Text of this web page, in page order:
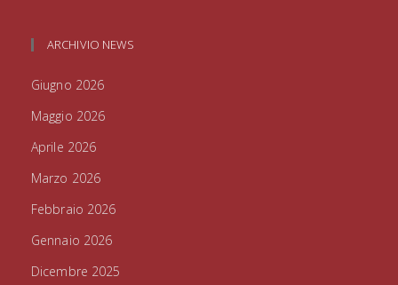
ARCHIVIO NEWS
Giugno 2026
Maggio 2026
Aprile 2026
Marzo 2026
Febbraio 2026
Gennaio 2026
Dicembre 2025